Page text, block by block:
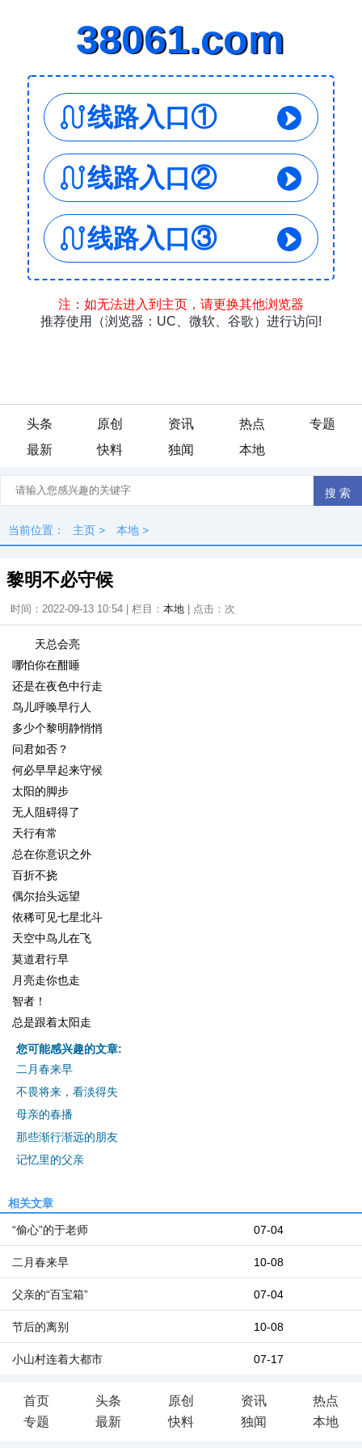
头条 原创 资讯 热点
专题
最新
快料 独闻 本地
当前位置： 主页 > 本地 >
黎明不必守候
时间：2022-09-13 10:54 | 栏目： 本地 | 点击： 次
天总会亮
哪怕你在酣睡
还是在夜色中行走
鸟儿呼唤早行人
多少个黎明静悄悄
问君如否？
何必早早起来守候
太阳的脚步
无人阻碍得了
天行有常
总在你意识之外
百折不挠
偶尔抬头远望
依稀可见七星北斗
天空中鸟儿在飞
莫道君行早
月亮走你也走
智者！
总是跟着太阳走
您可能感兴趣的文章:
二月春来早
不畏将来，看淡得失
母亲的春播
那些渐行渐远的朋友
记忆里的父亲
相关文章
07-04
“偷心”的于老师
10-08
二月春来早
07-04
父亲的“百宝箱”
10-08
节后的离别
07-17
小山村连着大都市
首页 头条 原创 资讯
热点
专题
最新 快料 独闻 本地